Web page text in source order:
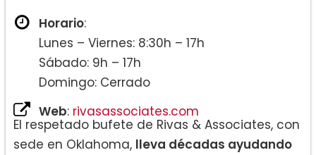
Horario:
Lunes – Viernes: 8:30h – 17h
Sábado: 9h – 17h
Domingo: Cerrado
Web: rivasassociates.com
El respetado bufete de Rivas & Associates, con
sede en Oklahoma, lleva décadas ayudando